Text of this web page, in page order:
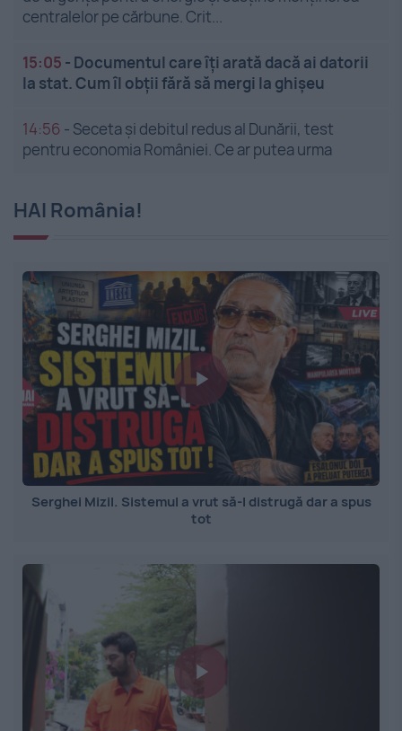
centralelor pe cărbune. Crit...
15:05 - Documentul care îți arată dacă ai datorii
la stat. Cum îl obții fără să mergi la ghișeu
14:56 - Seceta și debitul redus al Dunării, test
pentru economia României. Ce ar putea urma
HAI România!
Serghei Mizil. Sistemul a vrut să-l distrugă dar a spus
tot